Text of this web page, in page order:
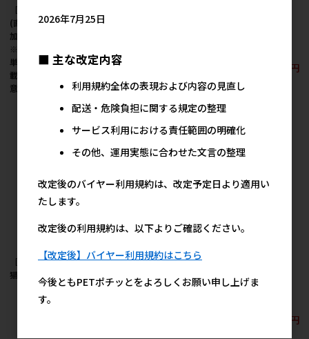
［いなばペットフード
(直送)］CIAO 食塩無添
加 かつお節 50g CS-16
※メーカー直送 ※発注
単位・最低発注数量(混
載50ケース以上)にご注
意下さい
参考上代
557円
557円
［藤沢商事］藤沢商事
猫様専用花かつお 30g
参考上代
［藤沢商事］藤沢商事
かつお節・にぼし入り
557円
2026年7月25日
■ 主な改定内容
利用規約全体の表現および内容の見直し
配送・危険負担に関する規定の整理
サービス利用における責任範囲の明確化
その他、運用実態に合わせた文言の整理
改定後のバイヤー利用規約は、改定予定日より適用い
たします。
改定後の利用規約は、以下よりご確認ください。
【改定後】バイヤー利用規約はこちら
今後ともPETポチッとをよろしくお願い申し上げま
す。